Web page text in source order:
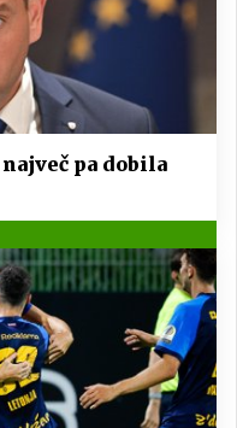
pa dobila